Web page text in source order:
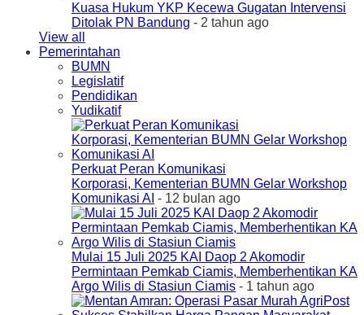
Kuasa Hukum YKP Kecewa Gugatan Intervensi
Ditolak PN Bandung - 2 tahun ago
View all
Pemerintahan
BUMN
Legislatif
Pendidikan
Yudikatif
Perkuat Peran Komunikasi
Korporasi, Kementerian BUMN Gelar Workshop
Komunikasi AI - 12 bulan ago
Mulai 15 Juli 2025 KAI Daop 2 Akomodir
Permintaan Pemkab Ciamis, Memberhentikan KA
Argo Wilis di Stasiun Ciamis - 1 tahun ago